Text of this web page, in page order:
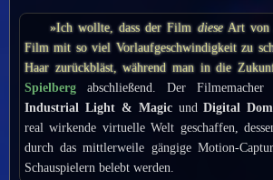
»Ich wollte, dass der FilmdieseArt von
Film mit so viel Vorlaufgeschwindigkeit zu
Haar zurückbläst, während man in die
Spielberg abschließend. Der
Industrial Light & MagicundDigital
real wirkende virtuelle Welt geschaffen,
durch das mittlerweile gängige Motion-
Schauspielern belebt werden.